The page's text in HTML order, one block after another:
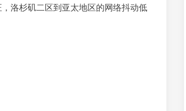
，洛杉矶二区到亚太地区的网络抖动低